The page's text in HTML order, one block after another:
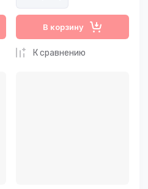
В корзину
К сравнению